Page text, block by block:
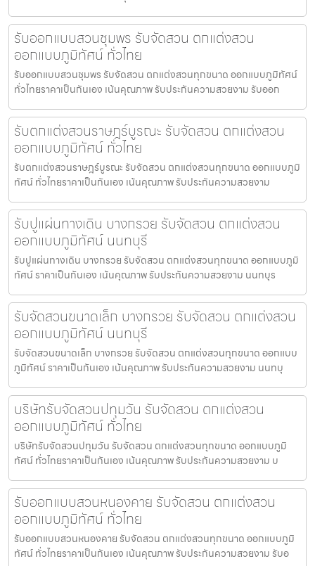
รับออกแบบสวนชุมพร รับจัดสวน ตกแต่งสวน
ออกแบบภูมิทัศน์ ทั่วไทย
รับออกแบบสวนชุมพร รับจัดสวน ตกแต่งสวนทุกขนาด ออกแบบภูมิทัศน์
ทั่วไทยราคาเป็นกันเอง เน้นคุณภาพ รับประกันความสวยงาม รับออก
รับตกแต่งสวนราษฎร์บูรณะ รับจัดสวน ตกแต่งสวน
ออกแบบภูมิทัศน์ ทั่วไทย
รับตกแต่งสวนราษฎร์บูรณะ รับจัดสวน ตกแต่งสวนทุกขนาด ออกแบบภูมิ
ทัศน์ ทั่วไทยราคาเป็นกันเอง เน้นคุณภาพ รับประกันความสวยงาม
รับปูแผ่นทางเดิน บางกรวย รับจัดสวน ตกแต่งสวน
ออกแบบภูมิทัศน์ นนทบุรี
รับปูแผ่นทางเดิน บางกรวย รับจัดสวน ตกแต่งสวนทุกขนาด ออกแบบภูมิ
ทัศน์ ราคาเป็นกันเอง เน้นคุณภาพ รับประกันความสวยงาม นนทบุร
รับจัดสวนขนาดเล็ก บางกรวย รับจัดสวน ตกแต่งสวน
ออกแบบภูมิทัศน์ นนทบุรี
รับจัดสวนขนาดเล็ก บางกรวย รับจัดสวน ตกแต่งสวนทุกขนาด ออกแบบ
ภูมิทัศน์ ราคาเป็นกันเอง เน้นคุณภาพ รับประกันความสวยงาม นนทบุ
บริษัทรับจัดสวนปทุมวัน รับจัดสวน ตกแต่งสวน
ออกแบบภูมิทัศน์ ทั่วไทย
บริษัทรับจัดสวนปทุมวัน รับจัดสวน ตกแต่งสวนทุกขนาด ออกแบบภูมิ
ทัศน์ ทั่วไทยราคาเป็นกันเอง เน้นคุณภาพ รับประกันความสวยงาม บ
รับออกแบบสวนหนองคาย รับจัดสวน ตกแต่งสวน
ออกแบบภูมิทัศน์ ทั่วไทย
รับออกแบบสวนหนองคาย รับจัดสวน ตกแต่งสวนทุกขนาด ออกแบบภูมิ
ทัศน์ ทั่วไทยราคาเป็นกันเอง เน้นคุณภาพ รับประกันความสวยงาม รับอ